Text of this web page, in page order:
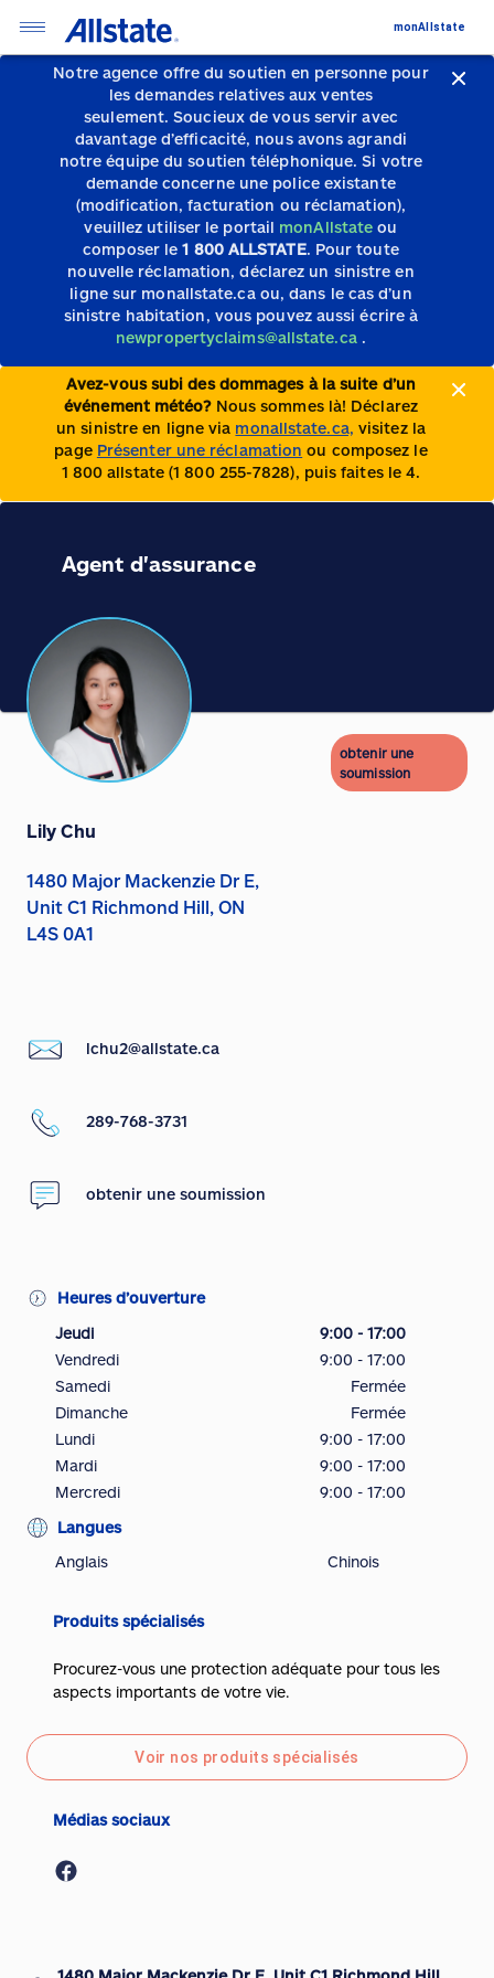
Notre agence offre du soutien en personne pour
les demandes relatives aux ventes
seulement.Soucieux de vous servir avec
davantage d’efficacité, nous avons agrandi
notre équipe du soutien téléphonique.Si votre
demande concerne une police existante
(modification, facturation ou réclamation),
veuillez utiliser le portail monAllstate ou
composer le1 800 ALLSTATE. Pour toute
nouvelle réclamation, déclarez un sinistre en
ligne sur monallstate.ca ou, dans le cas d’un
sinistre habitation, vous pouvez aussi écrire à
newpropertyclaims@allstate.ca .
Avez-vous subi des dommages à la suite d’un
événement météo? Nous sommes là! Déclarez
un sinistre en ligne via monallstate.ca, visitez la
page Présenter une réclamation ou composez le
1 800 allstate (1 800 255-7828), puis faites le 4.
monAllstate
Agent d'assurance
obtenir une
soumission
Lily Chu
1480 Major Mackenzie Dr E,
Unit C1 Richmond Hill, ON
L4S 0A1
lchu2@allstate.ca
289-768-3731
obtenir une soumission
Heures d’ouverture
Jeudi
9:00 - 17:00
Vendredi
9:00 - 17:00
Samedi
Fermée
Dimanche
Fermée
Lundi
9:00 - 17:00
Mardi
9:00 - 17:00
Mercredi
9:00 - 17:00
Langues
Anglais
Chinois
Produits spécialisés
Procurez-vous une protection adéquate pour tous les
aspects importants de votre vie.
Voir nos produits spécialisés
Médias sociaux